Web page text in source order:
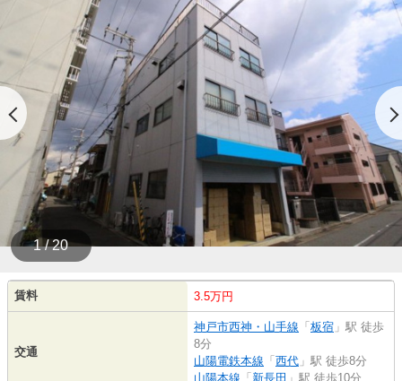
1 / 20
賃料 3.5万円
交通
神戸市西神・山手線 「板宿 」駅 徒歩
8分
山陽電鉄本線 「西代 」駅 徒歩8分
山陽本線 「新長田 」駅 徒歩10分